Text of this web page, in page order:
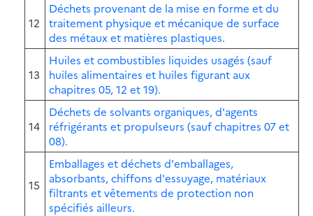
12
Déchets provenant de la mise en forme et du
traitement physique et mécanique de surface
des métaux et matières plastiques.
13
Huiles et combustibles liquides usagés (sauf
huiles alimentaires et huiles figurant aux
chapitres 05, 12 et 19).
14
Déchets de solvants organiques, d'agents
réfrigérants et propulseurs (sauf chapitres 07 et
08).
15
Emballages et déchets d'emballages,
absorbants, chiffons d'essuyage, matériaux
filtrants et vêtements de protection non
spécifiés ailleurs.